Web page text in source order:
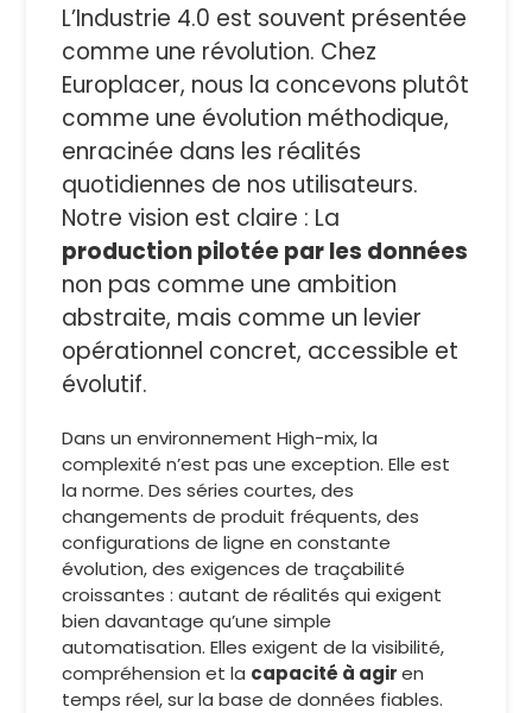
L’Industrie 4.0 est souvent présentée
comme une révolution. Chez
Europlacer, nous la concevons plutôt
comme une évolution méthodique,
enracinée dans les réalités
quotidiennes de nos utilisateurs.
Notre vision est claire : La
production pilotée par les données
non pas comme une ambition
abstraite, mais comme un levier
opérationnel concret, accessible et
évolutif.
Dans un environnement High-mix, la
complexité n’est pas une exception. Elle est
la norme. Des séries courtes, des
changements de produit fréquents, des
configurations de ligne en constante
évolution, des exigences de traçabilité
croissantes : autant de réalités qui exigent
bien davantage qu’une simple
automatisation. Elles exigent de la visibilité,
compréhension et la capacité à agiren
temps réel, sur la base de données fiables.